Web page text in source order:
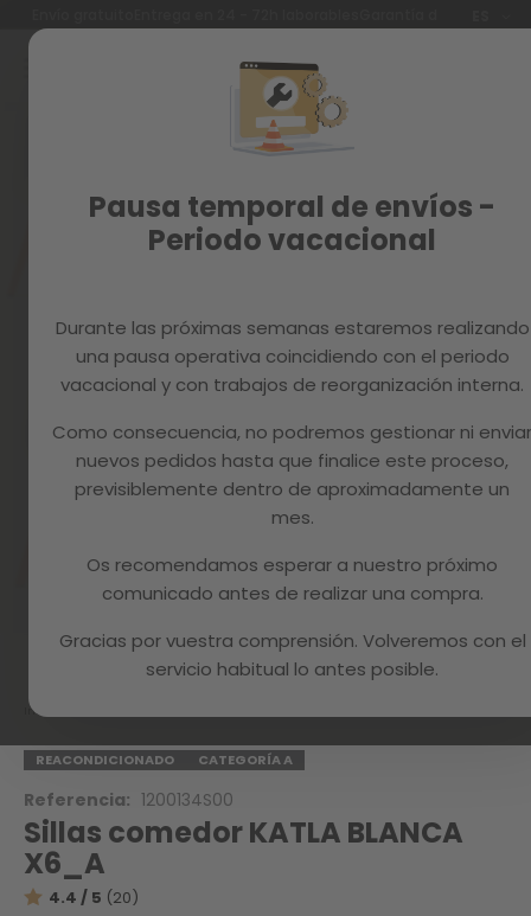
Pausa temporal de envíos -
Periodo vacacional
Durante las próximas semanas estaremos realizando
una pausa operativa coincidiendo con el periodo
vacacional y con trabajos de reorganización interna.
Como consecuencia, no podremos gestionar ni enviar
nuevos pedidos hasta que finalice este proceso,
previsiblemente dentro de aproximadamente un
mes.
Os recomendamos esperar a nuestro próximo
comunicado antes de realizar una compra.
Gracias por vuestra comprensión. Volveremos con el
servicio habitual lo antes posible.
beginning
gallery
Inicio
REACONDICIONADO CATEGORÍA A
Referencia: 1200134S00
Sillas comedor KATLA BLANCA
X6_A
4.4 / 5 (20)